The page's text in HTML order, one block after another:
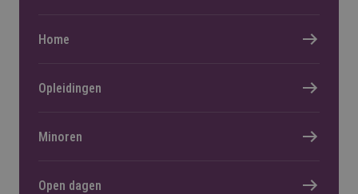
Home
Opleidingen
Minoren
Open dagen